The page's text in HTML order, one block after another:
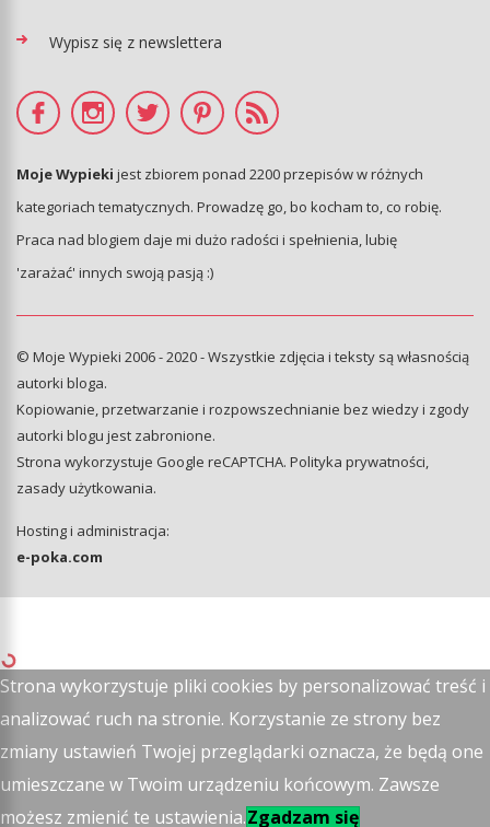
Wypisz się z newslettera
Moje Wypieki jest zbiorem ponad 2200 przepisów w różnych
kategoriach tematycznych. Prowadzę go, bo kocham to, co robię.
Praca nad blogiem daje mi dużo radości i spełnienia, lubię
'zarażać' innych swoją pasją :)
© Moje Wypieki 2006 - 2020 - Wszystkie zdjęcia i teksty są własnością
autorki bloga.
Kopiowanie, przetwarzanie i rozpowszechnianie bez wiedzy i zgody
autorki blogu jest zabronione.
Strona wykorzystuje Google reCAPTCHA. Polityka prywatności,
zasady użytkowania.
Hosting i administracja:
e-poka.com
Strona wykorzystuje pliki cookies by personalizować treść i
analizować ruch na stronie. Korzystanie ze strony bez
zmiany ustawień Twojej przeglądarki oznacza, że będą one
umieszczane w Twoim urządzeniu końcowym. Zawsze
możesz zmienić te ustawienia.Zgadzam się